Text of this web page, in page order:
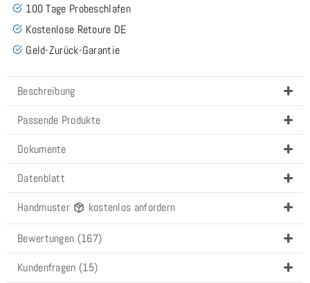
100 Tage Probeschlafen
Kostenlose Retoure DE
Geld-Zurück-Garantie
Beschreibung
Passende Produkte
Dokumente
Datenblatt
Handmuster kostenlos anfordern
Bewertungen (167)
Kundenfragen (15)